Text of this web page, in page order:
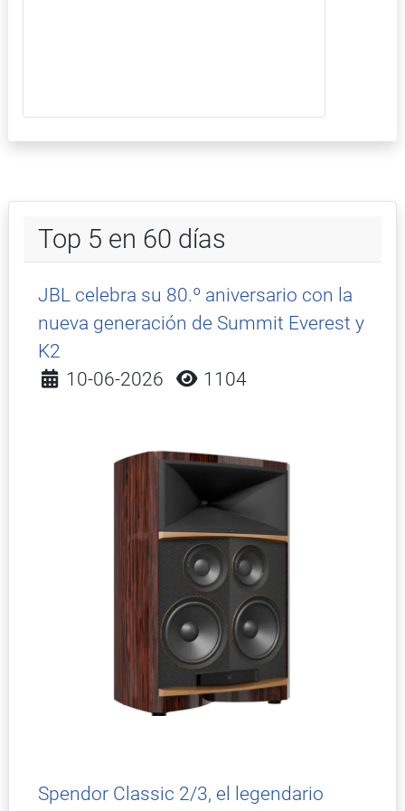
Top 5 en 60 días
JBL celebra su 80.º aniversario con la
nueva generación de Summit Everest y
K2
Detalles
10-06-2026 1104
Spendor Classic 2/3, el legendario